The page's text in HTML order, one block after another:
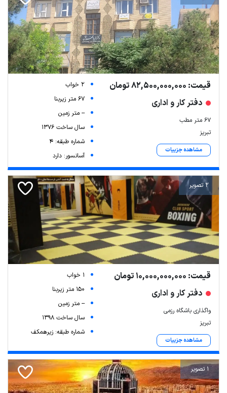
قیمت: 82,500,000,000 تومان
دفتر کار و اداری
۶۷ متر مطب
تبریز
مشاهده جزییات
2 خواب
67 متر زیربنا
-- متر زمین
سال ساخت 1376
شماره طبقه: 4
آسانسور: دارد
2 تصویر
قیمت: 10,000,000,000 تومان
دفتر کار و اداری
واگذاری باشگاه رزمی
تبریز
مشاهده جزییات
1 خواب
150 متر زیربنا
-- متر زمین
سال ساخت 1398
شماره طبقه: زیرهمکف
1 تصویر